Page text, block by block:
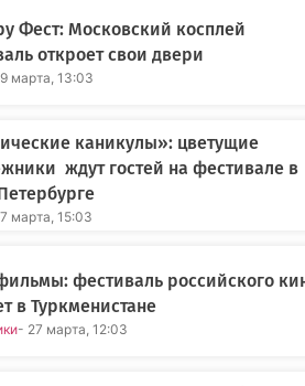
Фест: Московский косплей
откроет свои двери
марта, 13:03
каникулы»: цветущие
ждут гостей на фестивале в
марта, 15:03
фестиваль российского
в Туркменистане
- 27 марта, 12:03